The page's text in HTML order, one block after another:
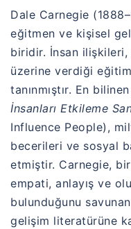
Dale Carnegie
eğitmen ve kişisel
biridir. İnsan
üzerine verdiği
tanınmıştır. En
İnsanları Etkileme
Influence People),
becerileri ve sosyal
etmiştir. Carnegie,
empati, anlayış ve
bulunduğunu
gelişim literatürüne